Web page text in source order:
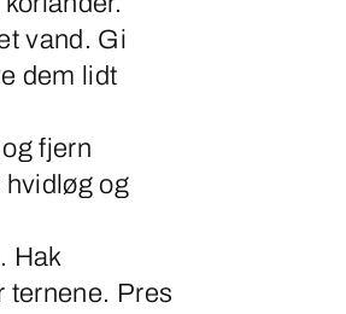
vand. Gi
dem lidt
fjern
og
Hak
ternene. Pres